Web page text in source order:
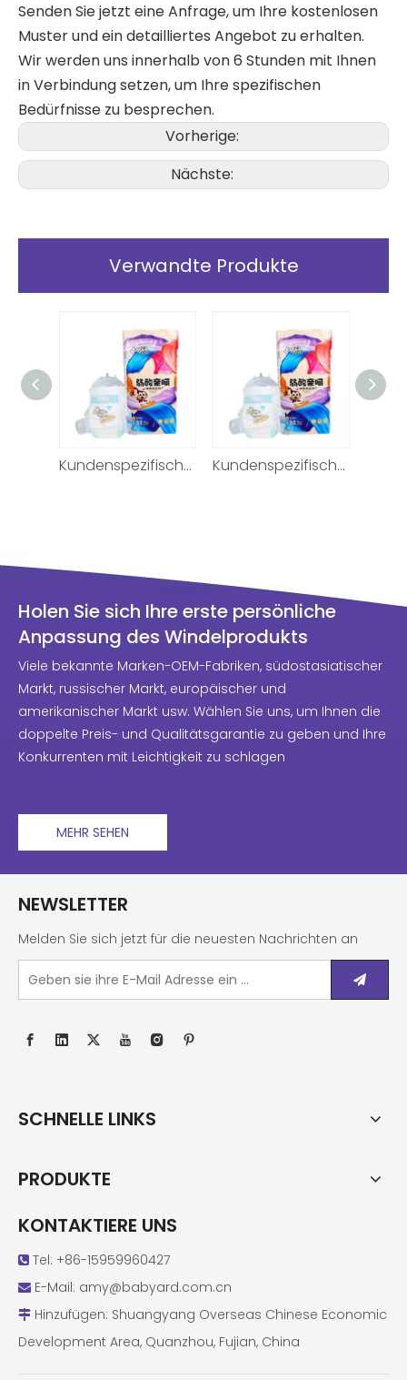
Senden Sie jetzt eine Anfrage, um Ihre kostenlosen
Muster und ein detailliertes Angebot zu erhalten.
Wir werden uns innerhalb von 6 Stunden mit Ihnen
in Verbindung setzen, um Ihre spezifischen
Bedürfnisse zu besprechen.
Vorherige:
Nächste:
Verwandte Produkte
Kundenspezifische Babywindel aus hydrophilem Stoff für die Nacht Kundenspezifische Babywindel aus hydrophilem Stoff für die Nacht
Holen Sie sich Ihre erste persönliche
Anpassung des Windelprodukts
Viele bekannte Marken-OEM-Fabriken, südostasiatischer
Markt, russischer Markt, europäischer und
amerikanischer Markt usw. Wählen Sie uns, um Ihnen die
doppelte Preis- und Qualitätsgarantie zu geben und Ihre
Konkurrenten mit Leichtigkeit zu schlagen
MEHR SEHEN
NEWSLETTER
Melden Sie sich jetzt für die neuesten Nachrichten an
SCHNELLE LINKS
PRODUKTE
KONTAKTIERE UNS
 Tel: +86-15959960427
 E-Mail: amy@babyard.com.cn
 Hinzufügen: Shuangyang Overseas Chinese Economic
Development Area, Quanzhou, Fujian, China